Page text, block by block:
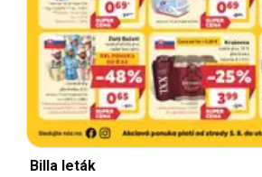
Billa leták